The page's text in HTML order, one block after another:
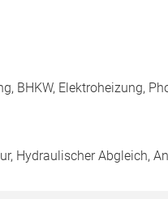
BHKW, Elektroheizung,
Hydraulischer Abgleich,